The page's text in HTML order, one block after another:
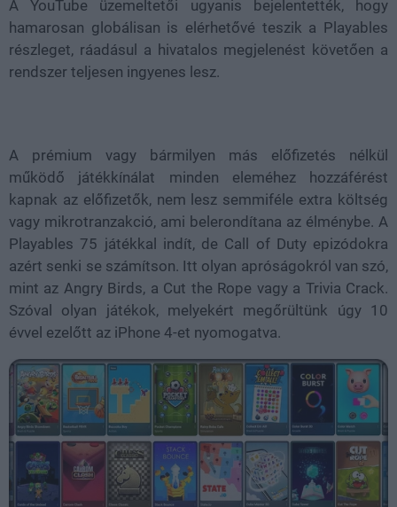
A YouTube üzemeltetői ugyanis bejelentették, hogy
hamarosan globálisan is elérhetővé teszik a Playables
részleget, ráadásul a hivatalos megjelenést követően a
rendszer teljesen ingyenes lesz.
A prémium vagy bármilyen más előfizetés nélkül
működő játékkínálat minden eleméhez hozzáférést
kapnak az előfizetők, nem lesz semmiféle extra költség
vagy mikrotranzakció, ami belerondítana az élménybe. A
Playables 75 játékkal indít, de Call of Duty epizódokra
azért senki se számítson. Itt olyan apróságokról van szó,
mint az Angry Birds, a Cut the Rope vagy a Trivia Crack.
Szóval olyan játékok, melyekért megőrültünk úgy 10
évvel ezelőtt az iPhone 4-et nyomogatva.